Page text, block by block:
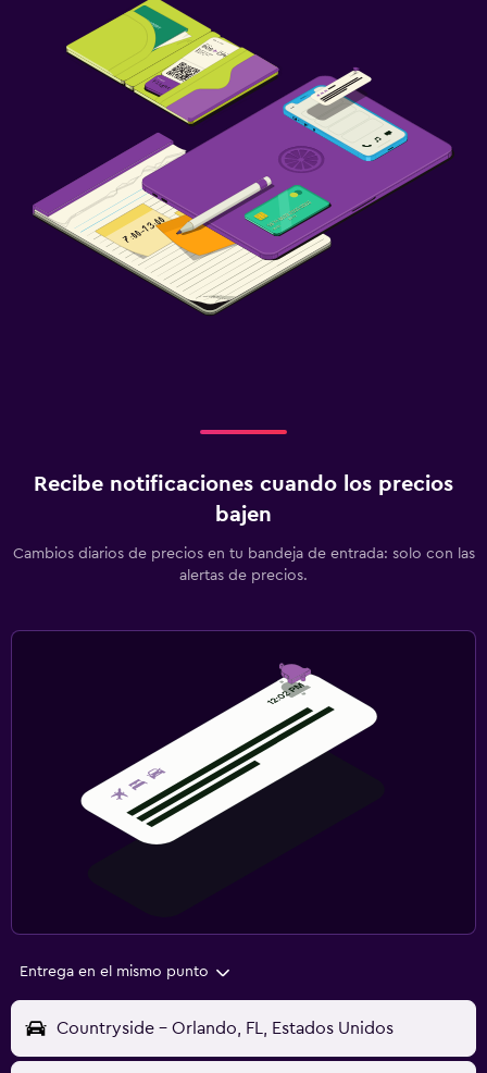
Recibe notificaciones cuando los precios
bajen
Cambios diarios de precios en tu bandeja de entrada: solo con las
alertas de precios.
Entrega en el mismo punto
Countryside - Orlando, FL, Estados Unidos